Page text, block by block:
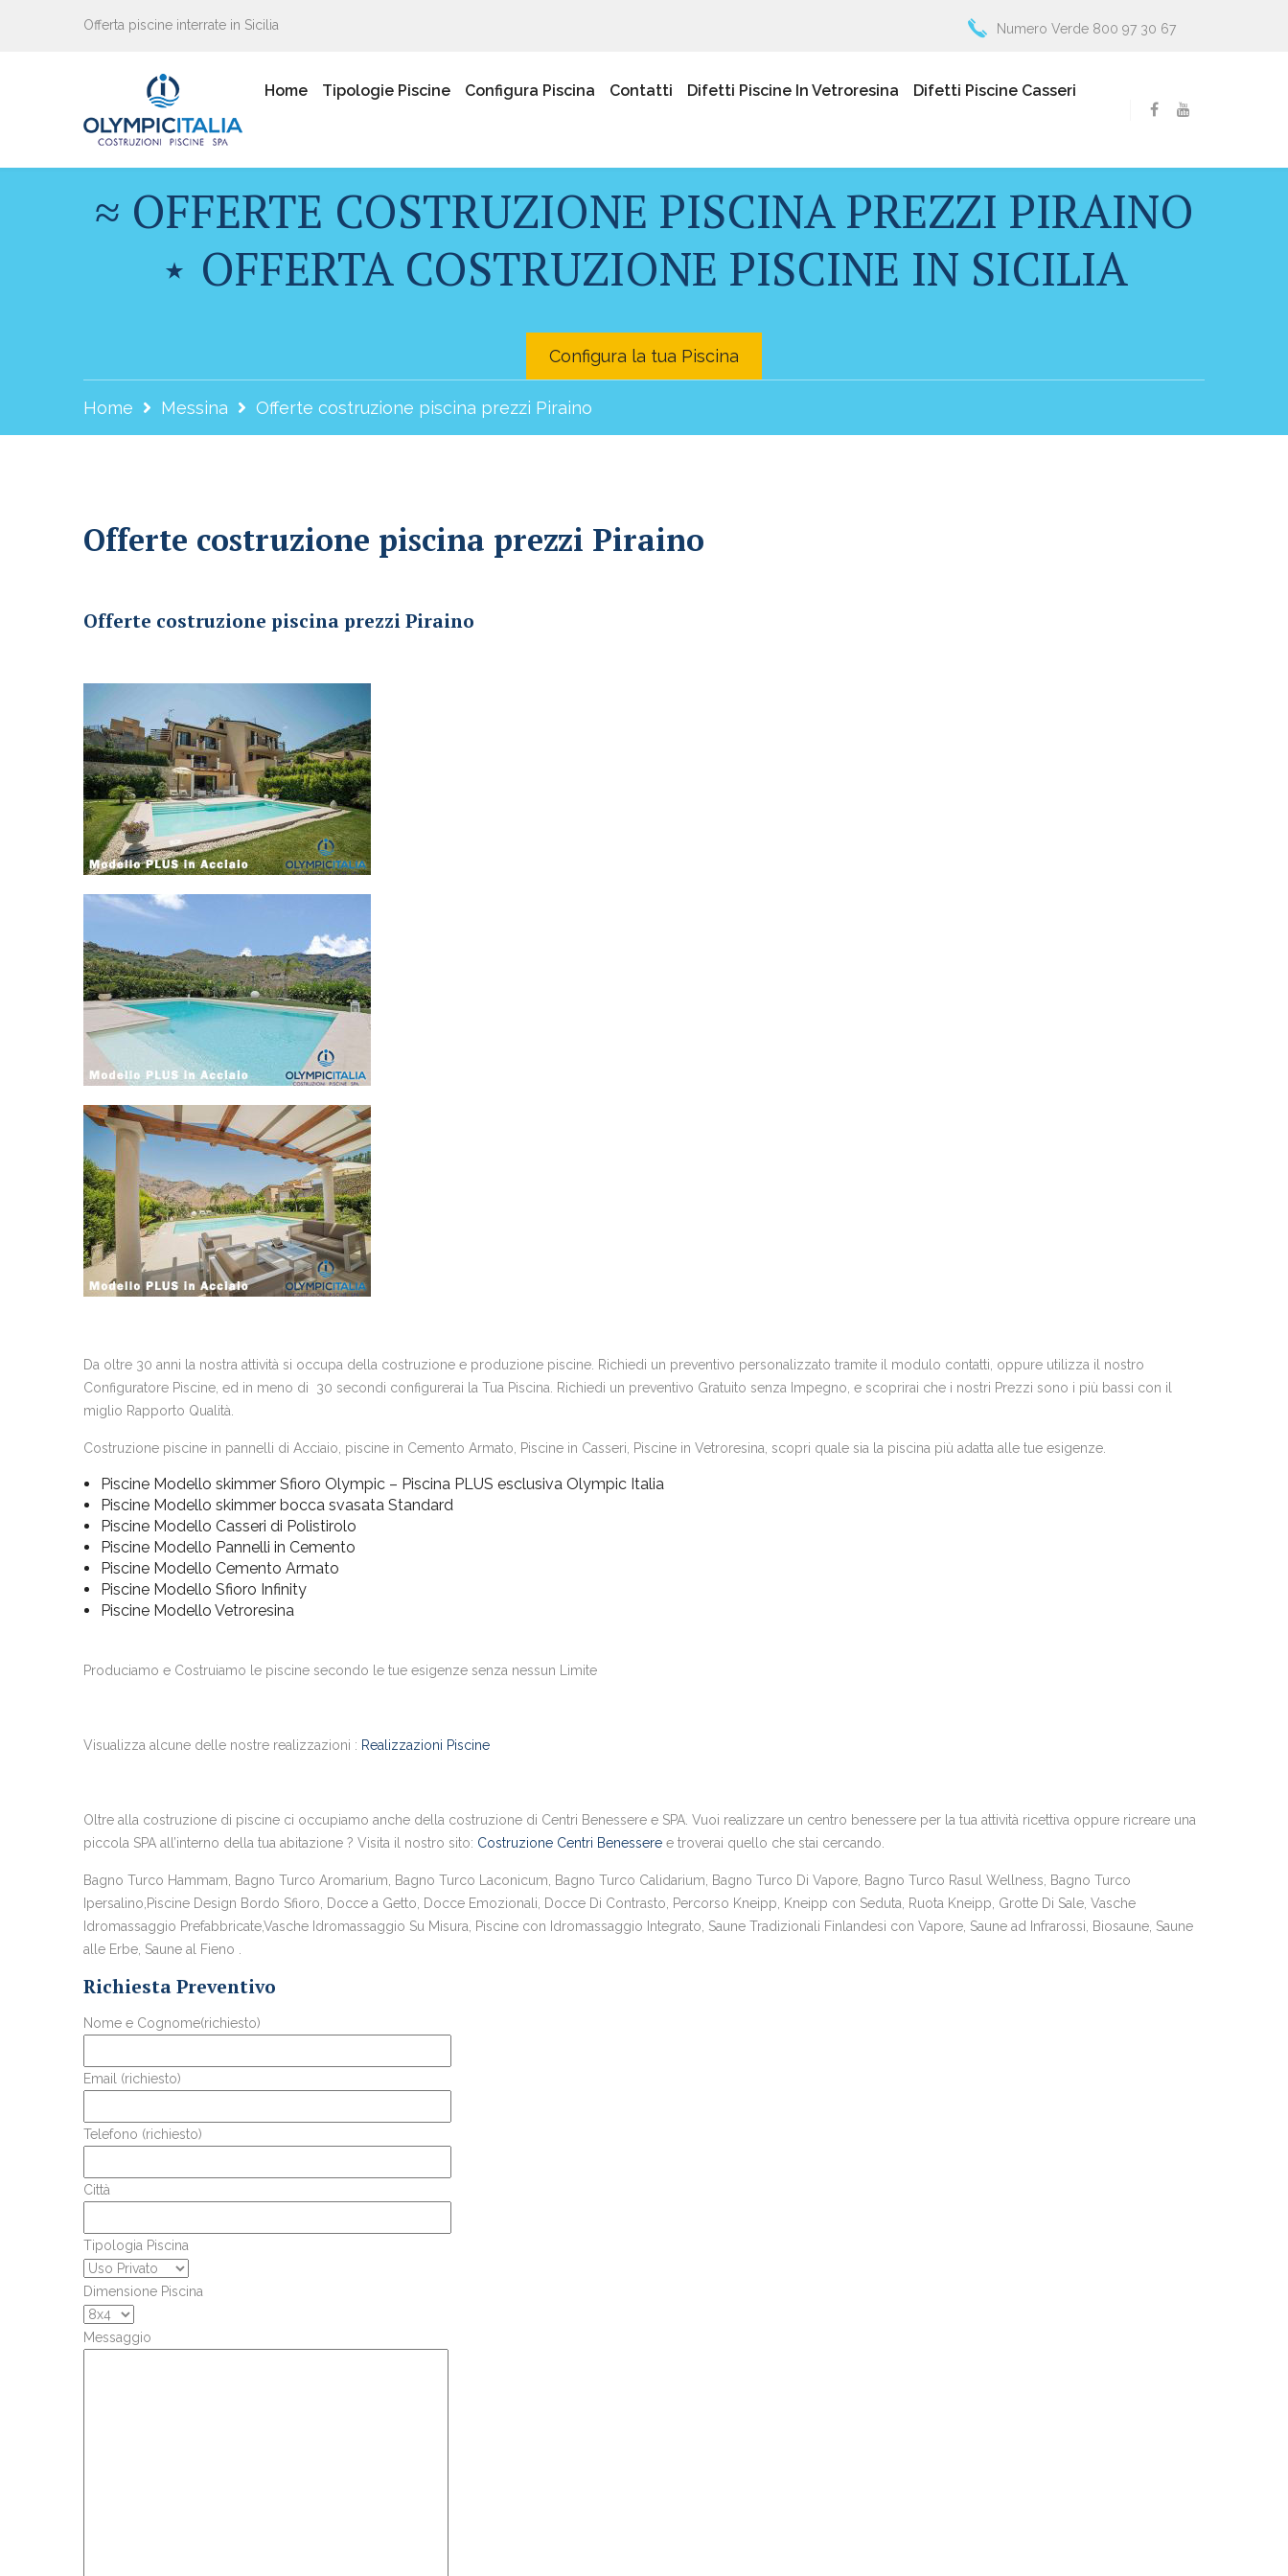
Offerta piscine interrate in Sicilia Numero Verde 800 97 30 67
Home Tipologie Piscine Configura Piscina Contatti Difetti Piscine In Vetroresina Difetti Piscine Casseri
≈ OFFERTE COSTRUZIONE PISCINA PREZZI PIRAINO
⋆ OFFERTA COSTRUZIONE PISCINE IN SICILIA
Configura la tua Piscina
Home Messina Offerte costruzione piscina prezzi Piraino
Offerte costruzione piscina prezzi Piraino
Offerte costruzione piscina prezzi Piraino
Da oltre 30 anni la nostra attività si occupa della costruzione e produzione piscine. Richiedi un preventivo personalizzato tramite il modulo contatti, oppure utilizza il nostro
Configuratore Piscine, ed in meno di 30 secondi configurerai la Tua Piscina. Richiedi un preventivo Gratuito senza Impegno, e scoprirai che i nostri Prezzi sono i più bassi con il
miglio Rapporto Qualità.
Costruzione piscine in pannelli di Acciaio, piscine in Cemento Armato, Piscine in Casseri, Piscine in Vetroresina, scopri quale sia la piscina più adatta alle tue esigenze.
Piscine Modello skimmer Sfioro Olympic – Piscina PLUS esclusiva Olympic Italia
Piscine Modello skimmer bocca svasata Standard
Piscine Modello Casseri di Polistirolo
Piscine Modello Pannelli in Cemento
Piscine Modello Cemento Armato
Piscine Modello Sfioro Infinity
Piscine Modello Vetroresina
Produciamo e Costruiamo le piscine secondo le tue esigenze senza nessun Limite
Visualizza alcune delle nostre realizzazioni : Realizzazioni Piscine
Oltre alla costruzione di piscine ci occupiamo anche della costruzione di Centri Benessere e SPA. Vuoi realizzare un centro benessere per la tua attività ricettiva oppure ricreare una
piccola SPA all’interno della tua abitazione ? Visita il nostro sito: Costruzione Centri Benessere e troverai quello che stai cercando.
Bagno Turco Hammam, Bagno Turco Aromarium, Bagno Turco Laconicum, Bagno Turco Calidarium, Bagno Turco Di Vapore, Bagno Turco Rasul Wellness, Bagno Turco
Ipersalino,Piscine Design Bordo Sfioro, Docce a Getto, Docce Emozionali, Docce Di Contrasto, Percorso Kneipp, Kneipp con Seduta, Ruota Kneipp, Grotte Di Sale, Vasche
Idromassaggio Prefabbricate,Vasche Idromassaggio Su Misura, Piscine con Idromassaggio Integrato, Saune Tradizionali Finlandesi con Vapore, Saune ad Infrarossi, Biosaune, Saune
alle Erbe, Saune al Fieno .
Richiesta Preventivo
Nome e Cognome(richiesto)
Email (richiesto)
Telefono (richiesto)
Città
Tipologia Piscina
Dimensione Piscina
Messaggio